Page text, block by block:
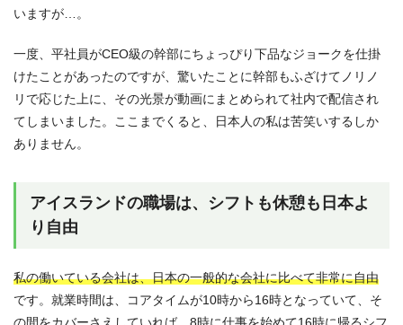
いますが…。
一度、平社員がCEO級の幹部にちょっぴり下品なジョークを仕掛
けたことがあったのですが、驚いたことに幹部もふざけてノリノ
リで応じた上に、その光景が動画にまとめられて社内で配信され
てしまいました。ここまでくると、日本人の私は苦笑いするしか
ありません。
アイスランドの職場は、シフトも休憩も日本よ
り自由
私の働いている会社は、日本の一般的な会社に比べて非常に自由
です。就業時間は、コアタイムが10時から16時となっていて、そ
の間をカバーさえしていれば、8時に仕事を始めて16時に帰るシフ